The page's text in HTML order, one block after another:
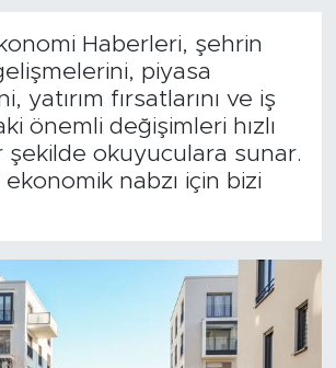
Haberleri, şehrin
piyasa
yatırım fırsatlarını ve iş
önemli değişimleri hızlı
şekilde okuyuculara sunar.
ekonomik nabzı için bizi